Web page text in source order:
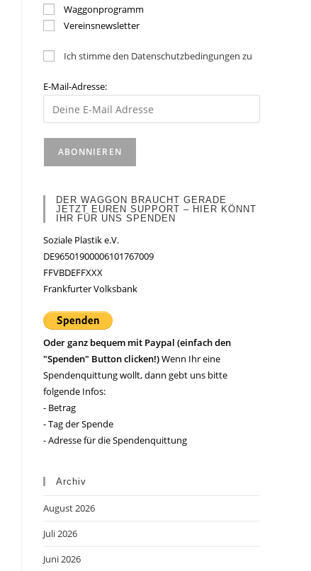
Waggonprogramm
Vereinsnewsletter
Ich stimme den Datenschutzbedingungen zu
E-Mail-Adresse:
DER WAGGON BRAUCHT GERADE
JETZT EUREN SUPPORT – HIER KÖNNT
IHR FÜR UNS SPENDEN
Soziale Plastik e.V.
DE96501900006101767009
FFVBDEFFXXX
Frankfurter Volksbank
Oder ganz bequem mit Paypal (einfach den
"Spenden" Button clicken!)Wenn Ihr eine
Spendenquittung wollt, dann gebt uns bitte
folgende Infos:
- Betrag
- Tag der Spende
- Adresse für die Spendenquittung
Archiv
August 2026
Juli 2026
Juni 2026